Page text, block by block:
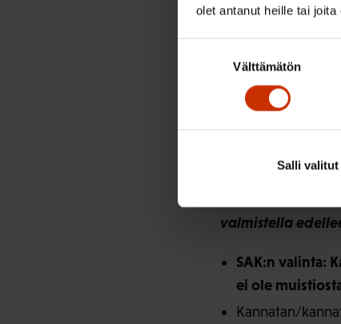
olet antanut heille tai
Välttämätön
Salli valitut
keskusteltu,
puutteiden
saattamiseksi.
valmistella
SAK:n valinta:
ei ole
Kannatan/